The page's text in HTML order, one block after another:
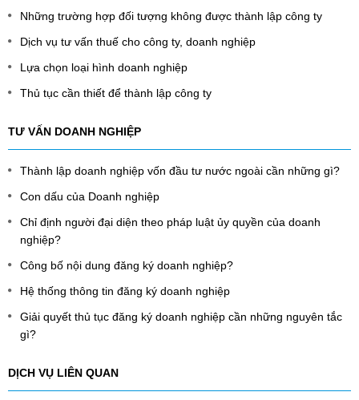
Những trường hợp đối tượng không được thành lập công ty
Dịch vụ tư vấn thuế cho công ty, doanh nghiệp
Lựa chọn loại hình doanh nghiệp
Thủ tục cần thiết để thành lập công ty
TƯ VẤN DOANH NGHIỆP
Thành lập doanh nghiệp vốn đầu tư nước ngoài cần những gì?
Con dấu của Doanh nghiệp
Chỉ định người đại diện theo pháp luật ủy quyền của doanh
nghiệp?
Công bố nội dung đăng ký doanh nghiệp?
Hệ thống thông tin đăng ký doanh nghiệp
Giải quyết thủ tục đăng ký doanh nghiệp cần những nguyên tắc
gì?
DỊCH VỤ LIÊN QUAN